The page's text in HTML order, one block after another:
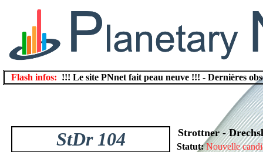
Flash infos: !!! Le site PNnet fait peau neuve !!! - Dernières
StDr 104 Strottner -
Statut: Nouvelle